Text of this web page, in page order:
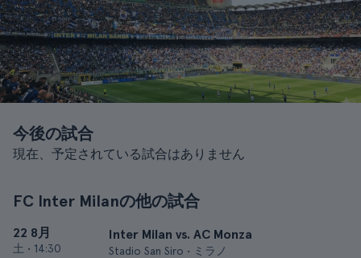
今後の試合
現在、予定されている試合はありません
FC Inter Milanの他の試合
22 8月
土 • 14:30
Inter Milan vs. AC Monza
Stadio San Siro • ミラノ